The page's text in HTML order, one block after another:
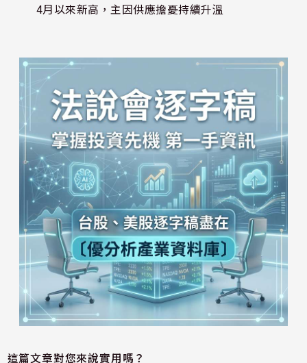
4月以來新高，主因供應擔憂持續升溫
這篇文章對您來說實用嗎？